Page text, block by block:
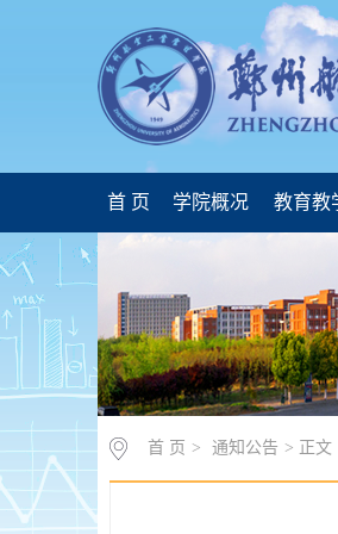
首 页 学院概况 教育教
首 页 > 通知公告 > 正文